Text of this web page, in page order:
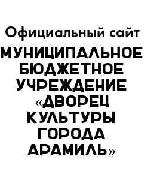
Официальный сайт
Муниципальное
бюджетное
учреждение
«Дворец
культуры
города
Арамиль»